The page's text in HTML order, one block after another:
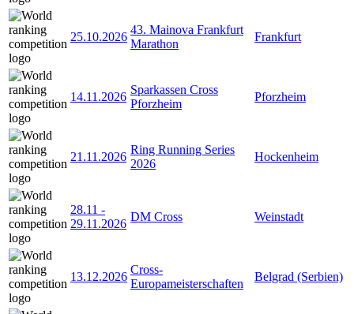
25.10.2026
43. Mainova Frankfurt
Marathon
Frankfurt
14.11.2026
Sparkassen Cross
Pforzheim
Pforzheim
21.11.2026
Ring Running Series
2026
Hockenheim
28.11 -
29.11.2026
DM Cross Weinstadt
13.12.2026
Cross-
Europameisterschaften
Belgrad (Serbien)